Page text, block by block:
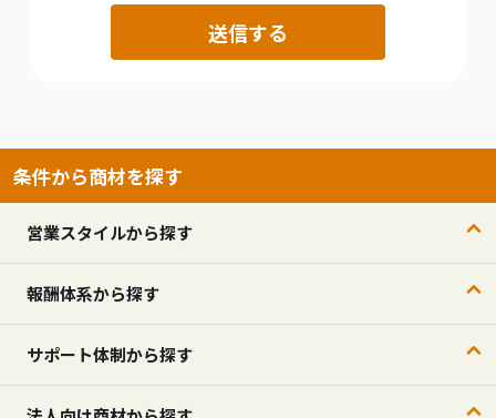
条件から商材を探す
営業スタイルから探す
報酬体系から探す
サポート体制から探す